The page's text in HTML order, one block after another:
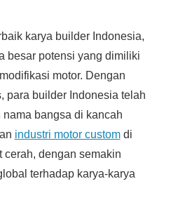
karya builder Indonesia,
besar potensi yang dimiliki
motor. Dengan
para builder Indonesia telah
bangsa di kancah
industri motor customdi
cerah, dengan semakin
terhadap karya-karya